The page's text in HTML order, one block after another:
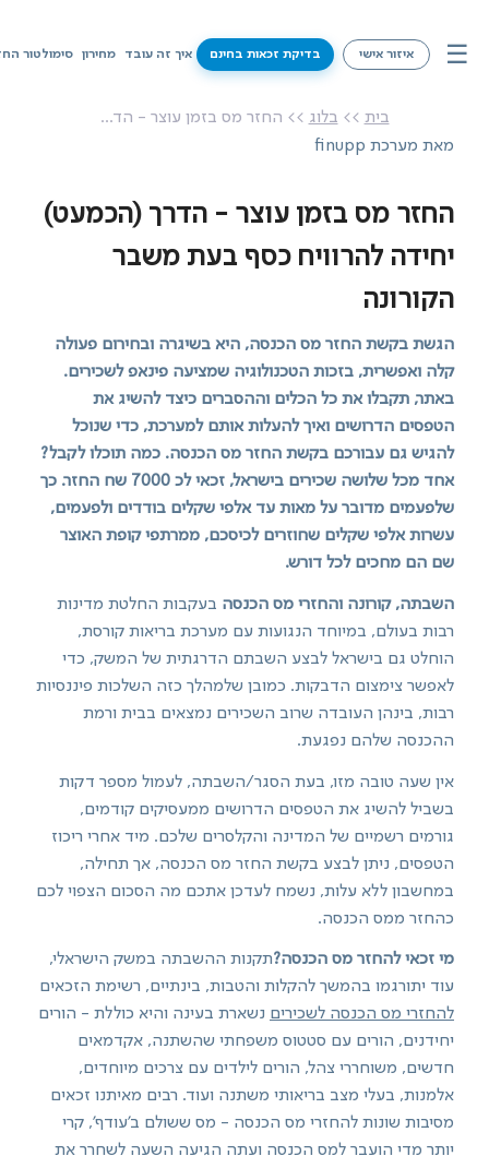
☰ איזור אישי בדיקת זכאות בחינם איך זה עובד מחירון סימולטור
סימולטור החזרי מס
שירותים
צרו קשר
בדיקת זכאות בחינם
איזור אישי
בית >> בלוג >> החזר מס בזמן עוצר - הד...
מאת מערכת finupp
החזר מס בזמן עוצר - הדרך (הכמעט)
יחידה להרוויח כסף בעת משבר
הקורונה
הגשת בקשת החזר מס הכנסה, היא בשיגרה ובחירום פעולה
קלה ואפשרית, בזכות הטכנולוגיה שמציעה פינאפ לשכירים.
באתר, תקבלו את כל הכלים וההסברים כיצד להשיג את
הטפסים הדרושים ואיך להעלות אותם למערכת, כדי שנוכל
להגיש גם עבורכם בקשת החזר מס הכנסה. כמה תוכלו לקבל?
אחד מכל שלושה שכירים בישראל, זכאי לכ 7000 שח החזר. כך
שלפעמים מדובר על מאות עד אלפי שקלים בודדים ולפעמים,
עשרות אלפי שקלים שחוזרים לכיסכם, ממרתפי קופת האוצר
שם הם מחכים לכל דורש.
השבתה, קורונה והחזרי מס הכנסה בעקבות החלטת מדינות
רבות בעולם, במיוחד הנגועות עם מערכת בריאות קורסת,
הוחלט גם בישראל לבצע השבתם הדרגתית של המשק, כדי
לאפשר צימצום הדבקות. כמובן שלמהלך כזה השלכות פיננסיות
רבות, בינהן העובדה שרוב השכירים נמצאים בבית ורמת
ההכנסה שלהם נפגעת.
אין שעה טובה מזו, בעת הסגר/השבתה, לעמול מספר דקות
בשביל להשיג את הטפסים הדרושים ממעסיקים קודמים,
גורמים רשמיים של המדינה והקלסרים שלכם. מיד אחרי ריכוז
הטפסים, ניתן לבצע בקשת החזר מס הכנסה, אך תחילה,
במחשבון ללא עלות, נשמח לעדכן אתכם מה הסכום הצפוי לכם
כהחזר ממס הכנסה.
מי זכאי להחזר מס הכנסה?תקנות ההשבתה במשק הישראלי,
עוד יתורגמו בהמשך להקלות והטבות, בינתיים, רשימת הזכאים
להחזרי מס הכנסה לשכירים נשארת בעינה והיא כוללת - הורים
יחידנים, הורים עם סטטוס משפחתי שהשתנה, אקדמאים
חדשים, משוחררי צהל, הורים לילדים עם צרכים מיוחדים,
אלמנות, בעלי מצב בריאותי משתנה ועוד. רבים מאיתנו זכאים
מסיבות שונות להחזרי מס הכנסה - מס ששולם ב'עודף', קרי
יותר מדי הועבר למס הכנסה ועתה הגיעה השעה לשחרר את